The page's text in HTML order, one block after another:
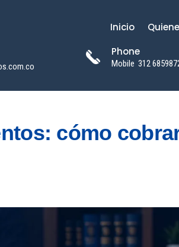
Inicio
Phone
Mobile 312
cómo